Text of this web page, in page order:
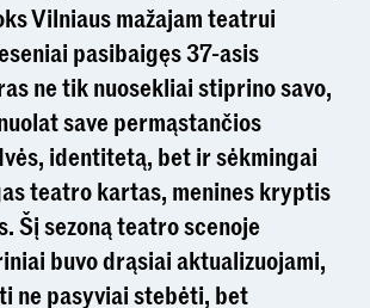
Vilniaus mažajam teatrui
pasibaigęs 37-asis
ne tik nuosekliai stiprino savo,
save permąstančios
identitetą, bet ir sėkmingai
teatro kartas, menines kryptis
Šį sezoną teatro scenoje
buvo drąsiai aktualizuojami,
ne pasyviai stebėti, bet